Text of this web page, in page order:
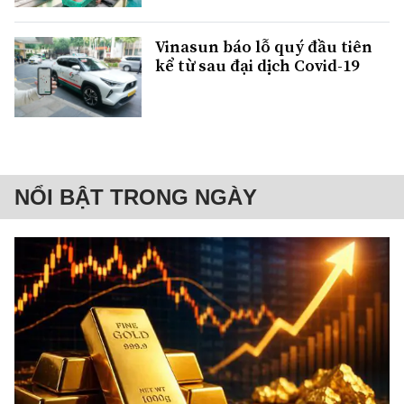
Vinasun báo lỗ quý đầu tiên
kể từ sau đại dịch Covid-19
NỔI BẬT TRONG NGÀY